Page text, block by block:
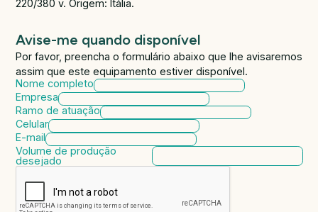
220/380 v. Origem: Itália.
Avise-me quando disponível
Por favor, preencha o formulário abaixo que lhe avisaremos
assim que este equipamento estiver disponível.
Nome completo
Empresa
Ramo de atuação
Celular
E-mail
Volume de produção
desejado